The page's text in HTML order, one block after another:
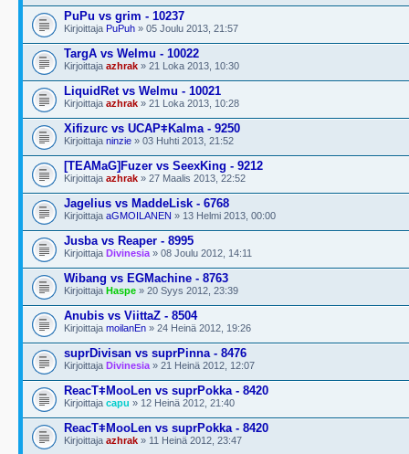
PuPu vs grim - 10237
Kirjoittaja PuPuh » 05 Joulu 2013, 21:57
TargA vs Welmu - 10022
Kirjoittaja azhrak » 21 Loka 2013, 10:30
LiquidRet vs Welmu - 10021
Kirjoittaja azhrak » 21 Loka 2013, 10:28
Xifizurc vs UCAPǂKalma - 9250
Kirjoittaja ninzie » 03 Huhti 2013, 21:52
[TEAMaG] Fuzer vs SeexKing - 9212
Kirjoittaja azhrak » 27 Maalis 2013, 22:52
Jagelius vs MaddeLisk - 6768
Kirjoittaja aGMOILANEN » 13 Helmi 2013, 00:00
Jusba vs Reaper - 8995
Kirjoittaja Divinesia » 08 Joulu 2012, 14:11
Wibang vs EGMachine - 8763
Kirjoittaja Haspe » 20 Syys 2012, 23:39
Anubis vs ViittaZ - 8504
Kirjoittaja moilanEn » 24 Heinä 2012, 19:26
suprDivisan vs suprPinna - 8476
Kirjoittaja Divinesia » 21 Heinä 2012, 12:07
ReacTǂMooLen vs suprPokka - 8420
Kirjoittaja capu » 12 Heinä 2012, 21:40
ReacTǂMooLen vs suprPokka - 8420
Kirjoittaja azhrak » 11 Heinä 2012, 23:47